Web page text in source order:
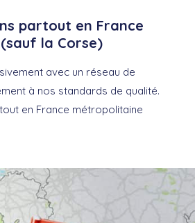
partout en France
la Corse)
avec un réseau de
à nos standards de qualité.
en France métropolitaine